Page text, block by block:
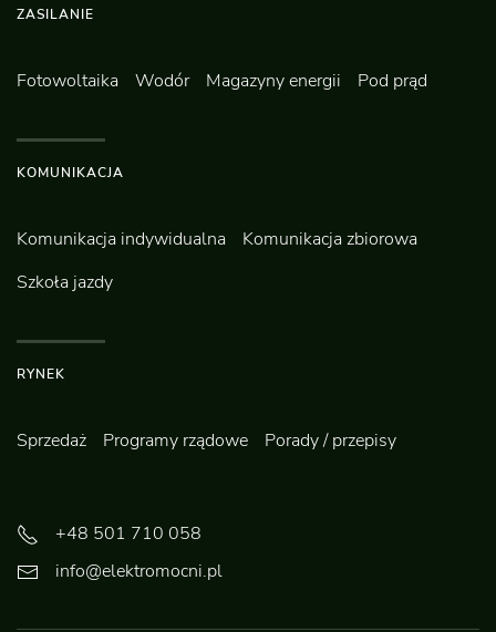
ZASILANIE
Fotowoltaika Wodór Magazyny energii Pod prąd
KOMUNIKACJA
Komunikacja indywidualna
Komunikacja zbiorowa
Szkoła jazdy
RYNEK
Sprzedaż Programy rządowe Porady / przepisy
+48 501 710 058
info@elektromocni.pl